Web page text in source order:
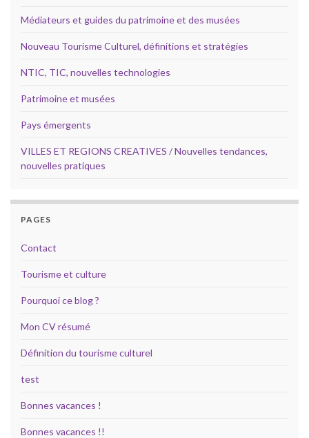
Médiateurs et guides du patrimoine et des musées
Nouveau Tourisme Culturel, définitions et stratégies
NTIC, TIC, nouvelles technologies
Patrimoine et musées
Pays émergents
VILLES ET REGIONS CREATIVES / Nouvelles tendances,
nouvelles pratiques
PAGES
Contact
Tourisme et culture
Pourquoi ce blog ?
Mon CV résumé
Définition du tourisme culturel
test
Bonnes vacances !
Bonnes vacances !!